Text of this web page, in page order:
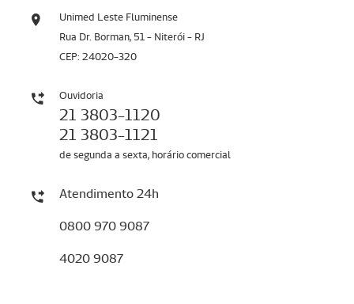
Unimed Leste Fluminense
Rua Dr. Borman, 51 - Niterói - RJ
CEP: 24020-320
Ouvidoria
21 3803-1120
21 3803-1121
de segunda a sexta, horário comercial
Atendimento 24h
0800 970 9087
4020 9087